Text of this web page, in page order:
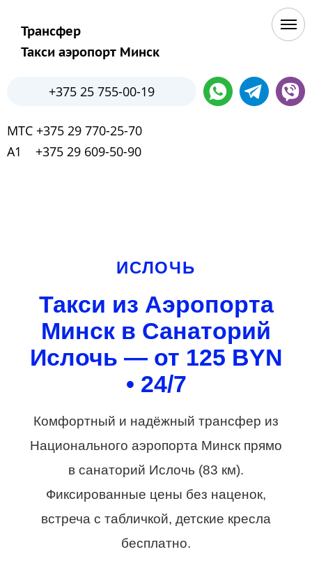
Трансфер
Такси аэропорт Минск
+375 25 755-00-19
МТС +375 29 770-25-70
А1 +375 29 609-50-90
ИСЛОЧЬ
Такси из Аэропорта
Минск в Санаторий
Ислочь — от 125 BYN
• 24/7
Комфортный и надёжный трансфер из
Национального аэропорта Минск прямо
в санаторий Ислочь (83 км).
Фиксированные цены без наценок,
встреча с табличкой, детские кресла
бесплатно.